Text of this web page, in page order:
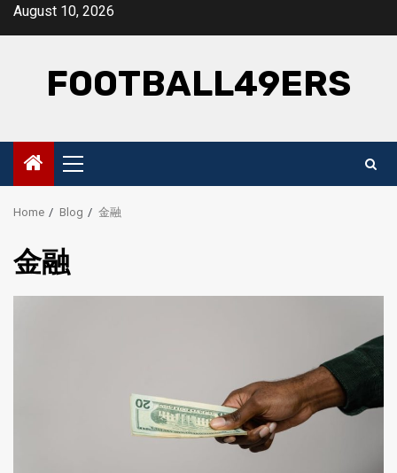
SkipAugust 10, 2026
FOOTBALL49ERS
Primary
Menu
Home Blog 金融
金融